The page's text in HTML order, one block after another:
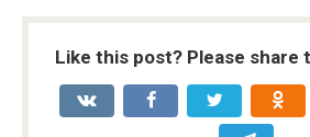
Like this post? Please share